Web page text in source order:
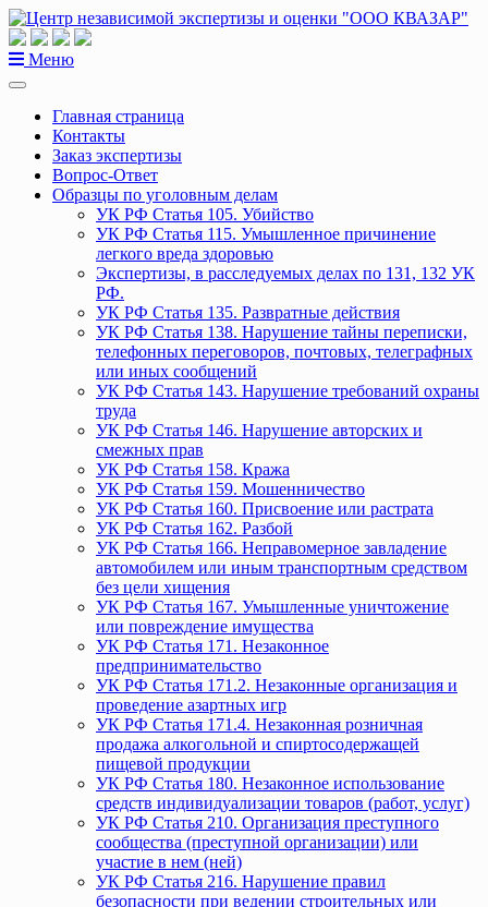
Перейти
к
содержанию
Меню
Главная страница
Контакты
Заказ экспертизы
Вопрос-Ответ
Образцы по уголовным делам
УК РФ Статья 105. Убийство
УК РФ Статья 115. Умышленное причинение
легкого вреда здоровью
Экспертизы, в расследуемых делах по 131, 132 УК
РФ.
УК РФ Статья 135. Развратные действия
УК РФ Статья 138. Нарушение тайны переписки,
телефонных переговоров, почтовых, телеграфных
или иных сообщений
УК РФ Статья 143. Нарушение требований охраны
труда
УК РФ Статья 146. Нарушение авторских и
смежных прав
УК РФ Статья 158. Кража
УК РФ Статья 159. Мошенничество
УК РФ Статья 160. Присвоение или растрата
УК РФ Статья 162. Разбой
УК РФ Статья 166. Неправомерное завладение
автомобилем или иным транспортным средством
без цели хищения
УК РФ Статья 167. Умышленные уничтожение
или повреждение имущества
УК РФ Статья 171. Незаконное
предпринимательство
УК РФ Статья 171.2. Незаконные организация и
проведение азартных игр
УК РФ Статья 171.4. Незаконная розничная
продажа алкогольной и спиртосодержащей
пищевой продукции
УК РФ Статья 180. Незаконное использование
средств индивидуализации товаров (работ, услуг)
УК РФ Статья 210. Организация преступного
сообщества (преступной организации) или
участие в нем (ней)
УК РФ Статья 216. Нарушение правил
безопасности при ведении строительных или